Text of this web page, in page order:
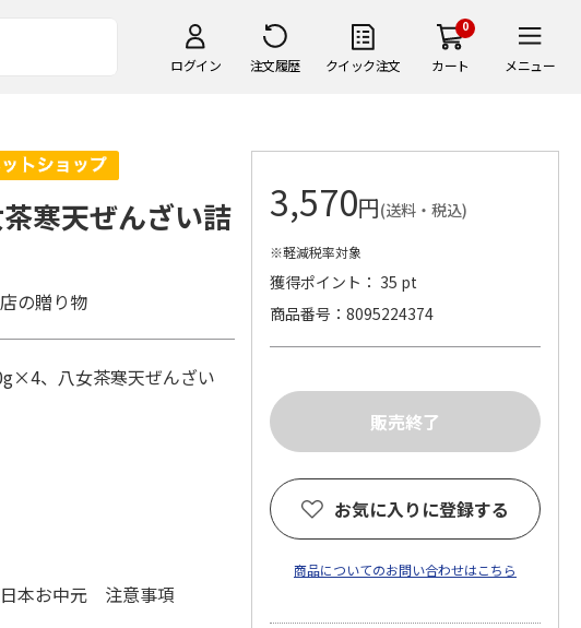
ログイン 注文履歴 クイック注文
0
カート メニュー
寒天ぜんざい詰
の贈り物
、八女茶寒天ぜんざい
本お中元 注意事項
3,570円(送料・税込)
※軽減税率対象
獲得ポイント： 35 pt
商品番号
8095224374
お気に入りに登録する
商品についてのお問い合わせはこちら